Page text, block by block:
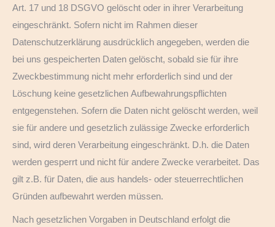
Art. 17 und 18 DSGVO gelöscht oder in ihrer Verarbeitung
eingeschränkt. Sofern nicht im Rahmen dieser
Datenschutzerklärung ausdrücklich angegeben, werden die
bei uns gespeicherten Daten gelöscht, sobald sie für ihre
Zweckbestimmung nicht mehr erforderlich sind und der
Löschung keine gesetzlichen Aufbewahrungspflichten
entgegenstehen. Sofern die Daten nicht gelöscht werden, weil
sie für andere und gesetzlich zulässige Zwecke erforderlich
sind, wird deren Verarbeitung eingeschränkt. D.h. die Daten
werden gesperrt und nicht für andere Zwecke verarbeitet. Das
gilt z.B. für Daten, die aus handels- oder steuerrechtlichen
Gründen aufbewahrt werden müssen.
Nach gesetzlichen Vorgaben in Deutschland erfolgt die